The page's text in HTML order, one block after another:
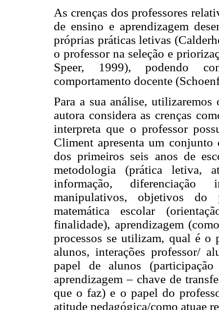
As crenças dos professores
de ensino e aprendizagem
próprias práticas letivas
o professor na seleção e
Speer, 1999), podendo
comportamento docente
Para a sua análise,
autora considera as crenças
interpreta que o professor
Climent apresenta um conjunto
dos primeiros seis anos de
metodologia (prática letiva,
informação,
manipulativos, objetivos do
matemática escolar
finalidade), aprendizagem
processos se utilizam, qual é o
alunos, interações professor/
papel de alunos
aprendizagem – chave de
que o faz) e o papel do
atitude pedagógica/como atuae